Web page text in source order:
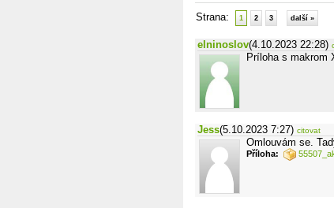
Strana: 1 2 3 další »
elninoslov(4.10.2023 22:28)
Príloha s makrom
Jess(5.10.2023 7:27) citovat
Omlouvám se.
Příloha: